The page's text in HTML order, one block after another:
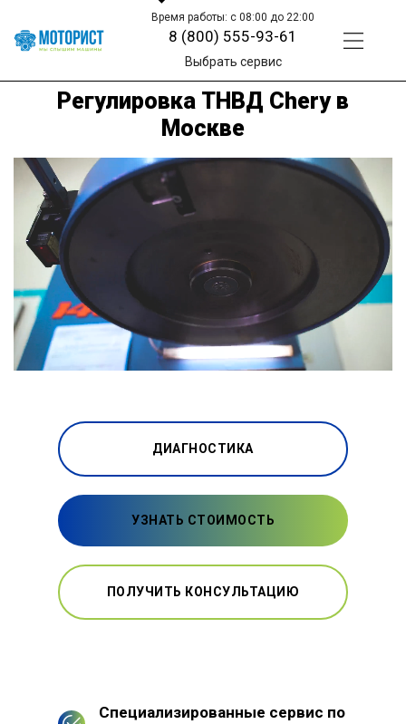
Время работы: с 08:00 до 22:00
8 (800) 555-93-61
Выбрать сервис
Регулировка ТНВД Chery в
Москве
ДИАГНОСТИКА
УЗНАТЬ СТОИМОСТЬ
ПОЛУЧИТЬ КОНСУЛЬТАЦИЮ
Специализированные сервис по